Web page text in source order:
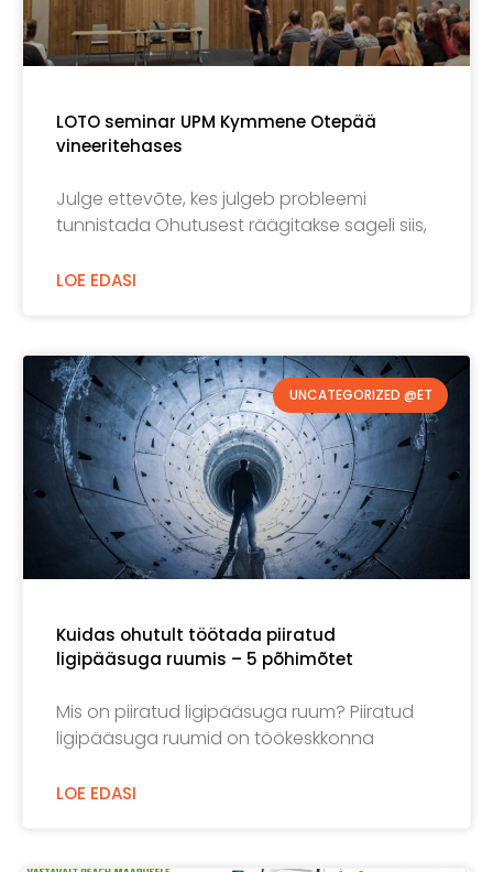
LOTO seminar UPM Kymmene Otepää
vineeritehases
Julge ettevõte, kes julgeb probleemi
tunnistada Ohutusest räägitakse sageli siis,
LOE EDASI
UNCATEGORIZED @ET
Kuidas ohutult töötada piiratud
ligipääsuga ruumis – 5 põhimõtet
Mis on piiratud ligipääsuga ruum? Piiratud
ligipääsuga ruumid on töökeskkonna
LOE EDASI